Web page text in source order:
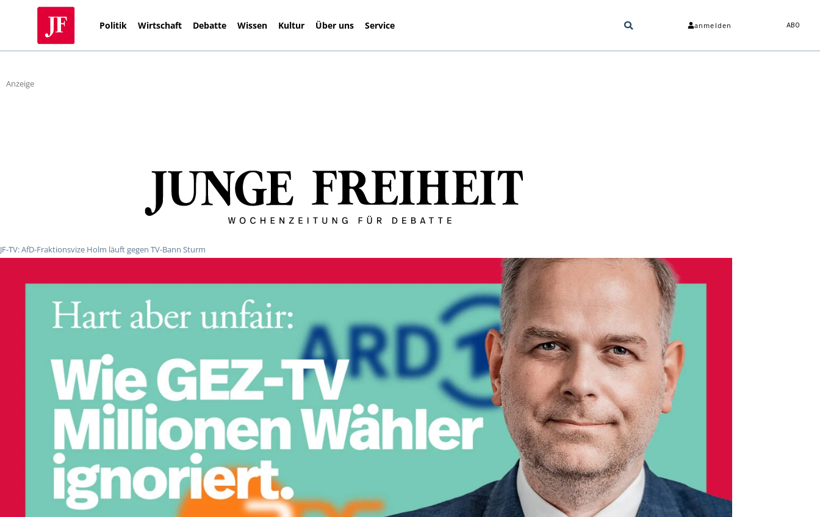
Politik Wirtschaft Debatte Wissen Kultur Über uns Service anmelden ABO
Anzeige
JF-TV: AfD-Fraktionsvize Holm läuft gegen TV-Bann Sturm